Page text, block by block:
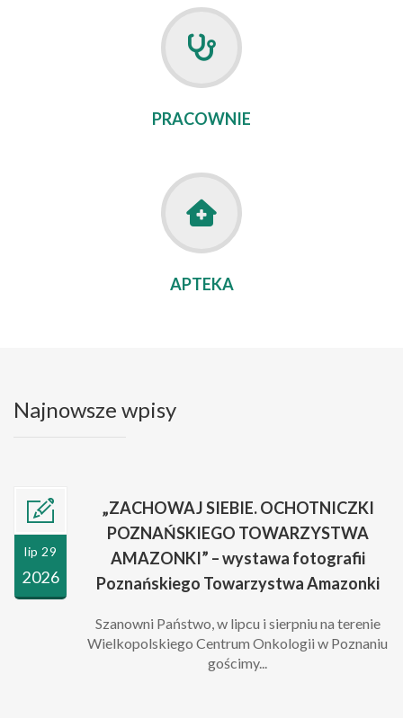
PRACOWNIE
APTEKA
Najnowsze wpisy
lip 29
2026
„ZACHOWAJ SIEBIE. OCHOTNICZKI
POZNAŃSKIEGO TOWARZYSTWA
AMAZONKI” – wystawa fotografii
Poznańskiego Towarzystwa Amazonki
Szanowni Państwo, w lipcu i sierpniu na terenie
Wielkopolskiego Centrum Onkologii w Poznaniu
gościmy...